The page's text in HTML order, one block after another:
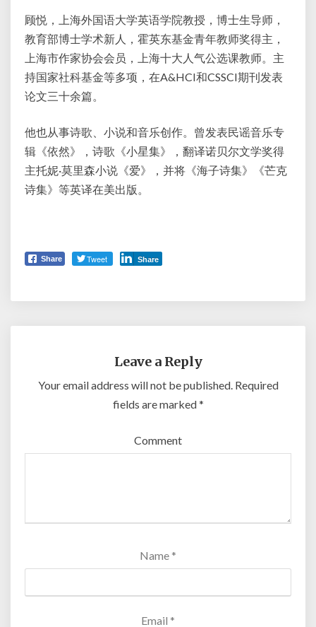
顾悦，上海外国语大学英语学院教授，博士生导师，
教育部博士学术新人，霍英东基金青年教师奖得主，
上海市作家协会会员，上海十大人气公选课教师。主
持国家社科基金等多项，在A&HCI和CSSCI期刊发表
论文三十余篇。
他也从事诗歌、小说和音乐创作。曾发表民谣音乐专
辑《依然》，诗歌《小星集》，翻译诺贝尔文学奖得
主托妮·莫里森小说《爱》，并将《海子诗集》《芒克
诗集》等英译在美出版。
Share Tweet Share
Leave a Reply
Your email address will not be published.Required
fields are marked*
Comment
Name *
Email *